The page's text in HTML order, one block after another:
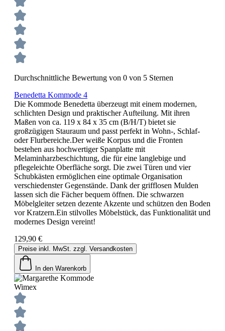
Durchschnittliche Bewertung von 0 von 5 Sternen
Benedetta Kommode 4
Die Kommode Benedetta überzeugt mit einem modernen,
schlichten Design und praktischer Aufteilung. Mit ihren
Maßen von ca. 119 x 84 x 35 cm (B/H/T) bietet sie
großzügigen Stauraum und passt perfekt in Wohn-, Schlaf-
oder Flurbereiche.Der weiße Korpus und die Fronten
bestehen aus hochwertiger Spanplatte mit
Melaminharzbeschichtung, die für eine langlebige und
pflegeleichte Oberfläche sorgt. Die zwei Türen und vier
Schubkästen ermöglichen eine optimale Organisation
verschiedenster Gegenstände. Dank der grifflosen Mulden
lassen sich die Fächer bequem öffnen. Die schwarzen
Möbelgleiter setzen dezente Akzente und schützen den Boden
vor Kratzern.Ein stilvolles Möbelstück, das Funktionalität und
modernes Design vereint!
129,90 €
Preise inkl. MwSt. zzgl. Versandkosten
In den Warenkorb
Wimex